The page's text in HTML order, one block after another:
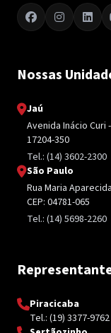
Nossas
Jaú
Avenida Inácio Curi
17204-350
Tel.: (14) 3602-2300
São Paulo
Rua Maria
CEP: 04781-065
Tel.: (14) 5698-2260
Piracicaba
Tel.: (19) 3377-9762